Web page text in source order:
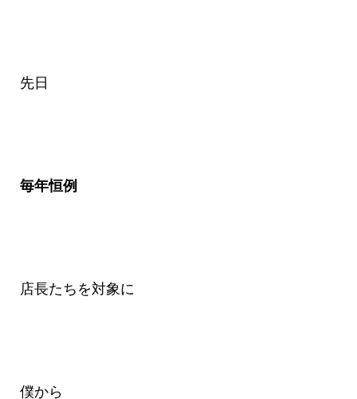
先日
毎年恒例
店長たちを対象に
僕から